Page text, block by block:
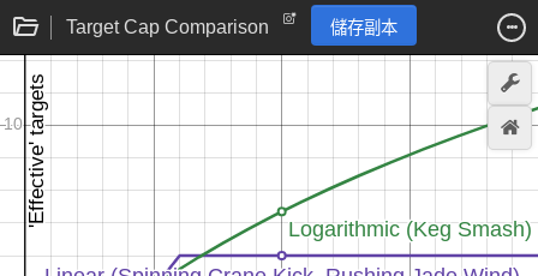
Target Cap Comparison 儲存副本